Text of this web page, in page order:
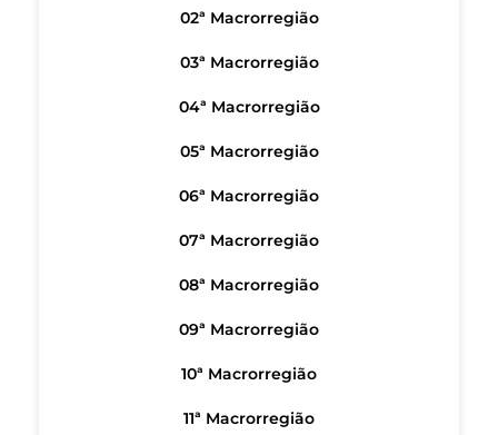
02ª Macrorregião
03ª Macrorregião
04ª Macrorregião
05ª Macrorregião
06ª Macrorregião
07ª Macrorregião
08ª Macrorregião
09ª Macrorregião
10ª Macrorregião
11ª Macrorregião